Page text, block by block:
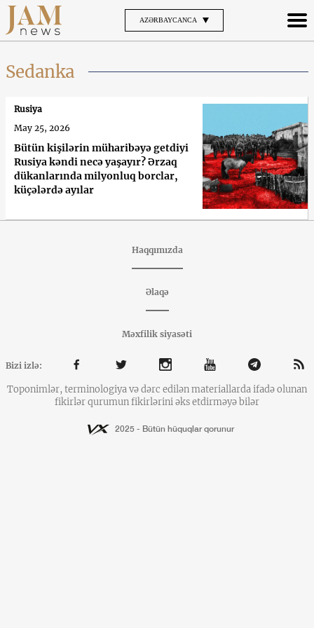
AZƏRBAYCANCA
Sedanka
Bütün kişilərin müharibəyə getdiyi
Rusiya kəndi necə yaşayır? Ərzaq
dükanlarında milyonluq borclar,
küçələrdə ayılar
Rusiya
May 25, 2026
Haqqımızda
Əlaqə
Məxfilik siyasəti
Bizi izlə:
Toponimlər, terminologiya və dərc edilən materiallarda ifadə olunan
fikirlər qurumun fikirlərini əks etdirməyə bilər
2025 - Bütün hüquqlar qorunur